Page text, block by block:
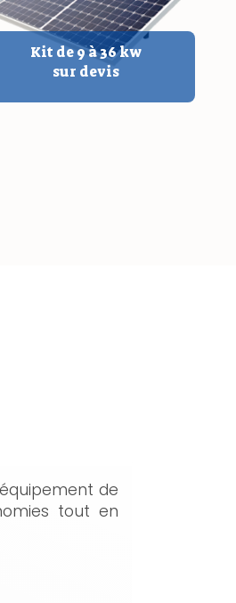
Kit de 9 à 36 kw
sur devis
de
tout en